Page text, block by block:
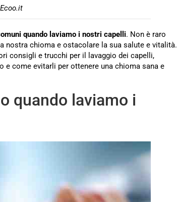
quando laviamo i nostri capelli. Non è raro
nostra chioma e ostacolare la sua salute e vitalità.
consigli e trucchi per il lavaggio dei capelli,
come evitarli per ottenere una chioma sana e
quando laviamo i